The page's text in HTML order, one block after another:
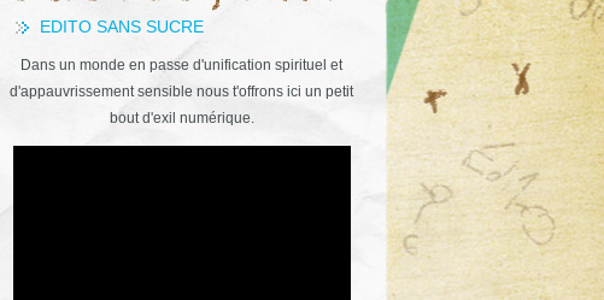
EDITO SANS SUCRE
Dans un monde en passe d'unification spirituel et
d'appauvrissement sensible nous t'offrons ici un petit
bout d'exil numérique.